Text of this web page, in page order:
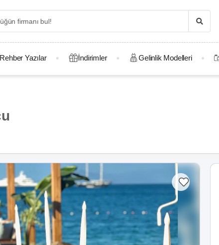
Rehber Yazılar İndirimler Gelinlik Modelleri